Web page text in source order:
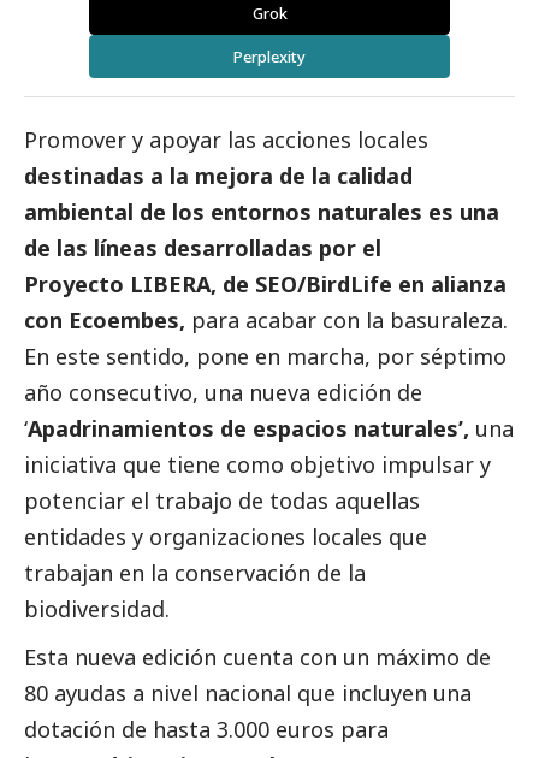
Grok
Perplexity
Promover y apoyar las acciones locales
destinadas a la mejora de la calidad
ambiental de los entornos naturales es una
de las líneas desarrolladas por el
Proyecto LIBERA, de SEO/BirdLife en alianza
con Ecoembes, para acabar con la basuraleza.
En este sentido, pone en marcha, por séptimo
año consecutivo, una nueva edición de
‘Apadrinamientos de espacios naturales’, una
iniciativa que tiene como objetivo impulsar y
potenciar el trabajo de todas aquellas
entidades y organizaciones locales que
trabajan en la conservación de la
biodiversidad.
Esta nueva edición cuenta con un máximo de
80 ayudas a nivel nacional que incluyen una
dotación de hasta 3.000 euros para